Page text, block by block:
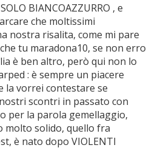
BIANCOAZZURRO , e
che moltissimi
nostra risalita, come mi pare
tu maradona10, se non erro
è ben altro, però qui non lo
: è sempre un piacere
la vorrei contestare se
scontri in passato con
per la parola gemellaggio,
molto solido, quello fra
è nato dopo VIOLENTI